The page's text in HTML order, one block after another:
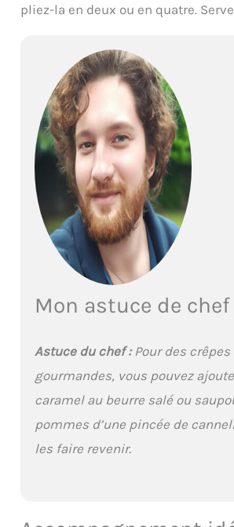
pliez-la en deux ou en quatre.
Mon astuce de chef
Astuce du chef :Pour des
gourmandes, vous pouvez
caramel au beurre salé ou
pommes d’une pincée de
les faire revenir.